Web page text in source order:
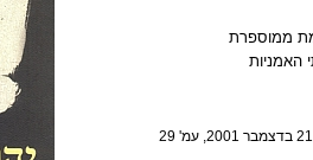
ממוספרת
האמניות